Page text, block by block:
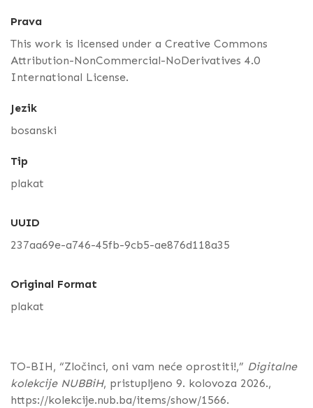
Prava
This work is licensed under a Creative Commons
Attribution-NonCommercial-NoDerivatives 4.0
International License.
Jezik
bosanski
Tip
plakat
UUID
237aa69e-a746-45fb-9cb5-ae876d118a35
Original Format
plakat
TO-BIH, “Zločinci, oni vam neće oprostiti!,” Digitalne
kolekcije NUBBiH, pristupljeno 9. kolovoza 2026.,
https://kolekcije.nub.ba/items/show/1566.